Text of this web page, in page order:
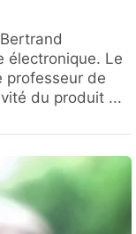
électronique. Le
professeur de
du produit ...